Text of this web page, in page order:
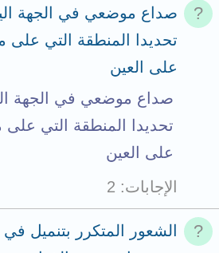
صداع موضعي في الجهة
تحديدا المنطقة التي على
على العين
صداع موضعي في الجهة
تحديدا المنطقة التي على
على العين
الإجابات
2
الشعور المتكرر بتنميل في